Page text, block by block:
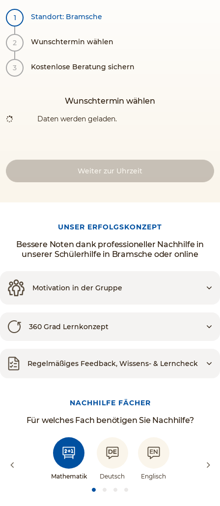
Standort: Bramsche
Wunschtermin wählen
Kostenlose Beratung sichern
Wunschtermin wählen
Daten werden geladen.
Weiter zur Uhrzeit
UNSER ERFOLGSKONZEPT
Bessere Noten dank professioneller Nachhilfe in
unserer Schülerhilfe in Bramsche oder online
Motivation in der Gruppe
360 Grad Lernkonzept
Regelmäßiges Feedback, Wissens- & Lerncheck
NACHHILFE FÄCHER
Für welches Fach benötigen Sie Nachhilfe?
Mathematik Deutsch Englisch